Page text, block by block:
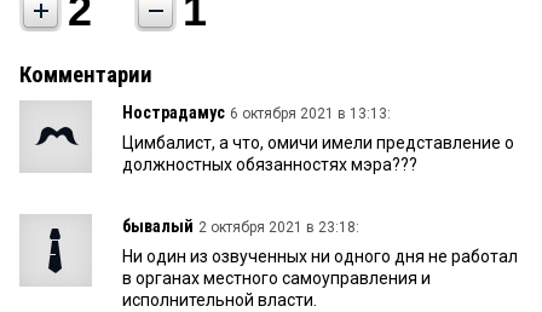
2 1
Комментарии
Нострадамус 6 октября 2021 в 13:13:
Цимбалист, а что, омичи имели представление о
должностных обязанностях мэра???
бывалый 2 октября 2021 в 23:18:
Ни один из озвученных ни одного дня не работал
в органах местного самоуправления и
исполнительной власти.